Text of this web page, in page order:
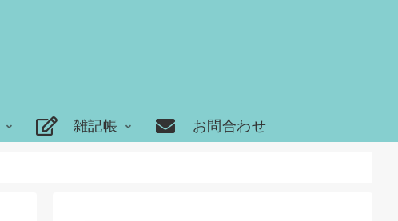
雑記帳 お問合わせ